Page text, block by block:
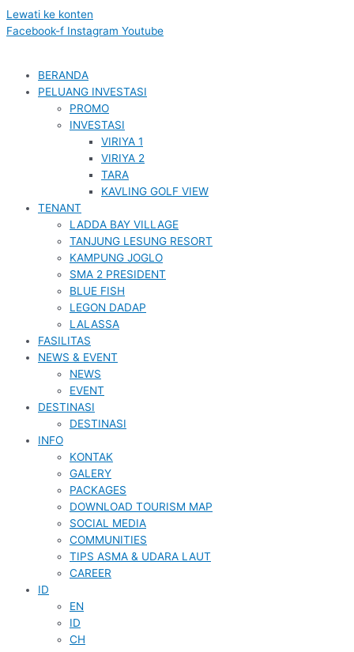
Lewati ke konten
Facebook-f Instagram Youtube
BERANDA
PELUANG INVESTASI
PROMO
INVESTASI
VIRIYA 1
VIRIYA 2
TARA
KAVLING GOLF VIEW
TENANT
LADDA BAY VILLAGE
TANJUNG LESUNG RESORT
KAMPUNG JOGLO
SMA 2 PRESIDENT
BLUE FISH
LEGON DADAP
LALASSA
FASILITAS
NEWS & EVENT
NEWS
EVENT
DESTINASI
DESTINASI
INFO
KONTAK
GALERY
PACKAGES
DOWNLOAD TOURISM MAP
SOCIAL MEDIA
COMMUNITIES
TIPS ASMA & UDARA LAUT
CAREER
ID
EN
ID
CH